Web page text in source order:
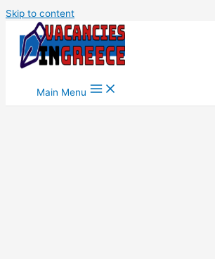
Skip to content
Main Menu